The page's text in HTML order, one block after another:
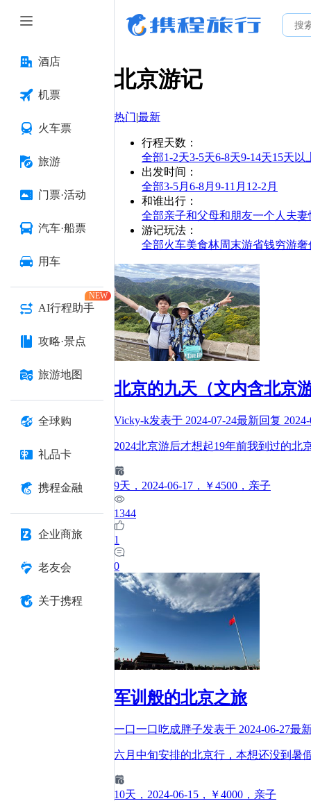
酒店
机票
火车票
旅游
门票·活动
汽车·船票
用车
AI行程助手
NEW
攻略·景点
旅游地图
全球购
礼品卡
携程金融
企业商旅
老友会
关于携程
北京游记
热门|最新
行程天数 ：
全部1-2天3-5天6-8天9-14天15天以
出发时间 ：
全部3-5月 6-8月 9-11月 12-2月
和谁出行 ：
全部亲子和父母和朋友一个人 夫妻
游记玩法 ：
全部火车美食林周末游省钱穷游奢
北京的九天（文内含北京游
Vicky-k发表于 2024-07-24最新回复
2024北京游后才想起19年前我到过的北
9天 ，2024-06-17 ，￥4500 ，亲子
1344
1
0
军训般的北京之旅
一口一口吃成胖子发表于 2024-06-27最
六月中旬安排的北京行，本想还没到暑
10天 ，2024-06-15 ，￥4000 ，亲子